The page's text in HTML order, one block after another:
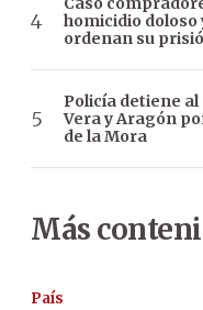
homicidio doloso
ordenan su
Policía detiene
Vera y Aragón
de la Mora
Más
País